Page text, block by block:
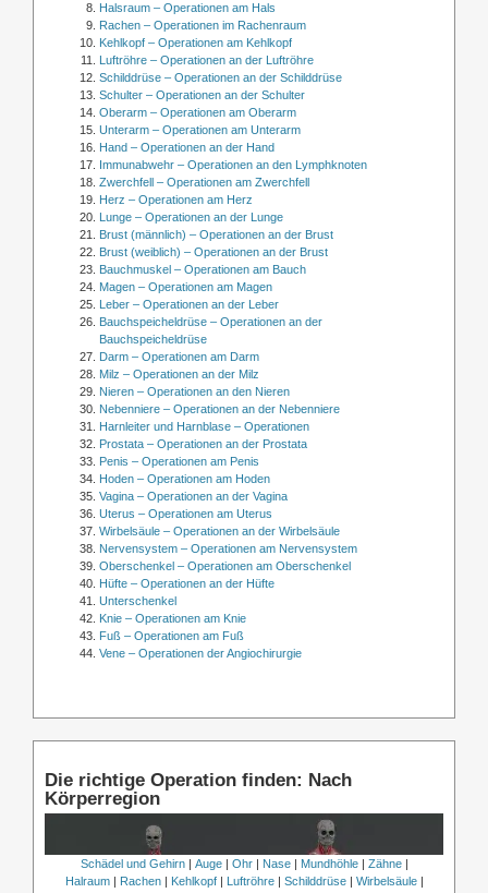
Halsraum – Operationen am Hals
Rachen – Operationen im Rachenraum
Kehlkopf – Operationen am Kehlkopf
Luftröhre – Operationen an der Luftröhre
Schilddrüse – Operationen an der Schilddrüse
Schulter – Operationen an der Schulter
Oberarm – Operationen am Oberarm
Unterarm – Operationen am Unterarm
Hand – Operationen an der Hand
Immunabwehr – Operationen an den Lymphknoten
Zwerchfell – Operationen am Zwerchfell
Herz – Operationen am Herz
Lunge – Operationen an der Lunge
Brust (männlich) – Operationen an der Brust
Brust (weiblich) – Operationen an der Brust
Bauchmuskel – Operationen am Bauch
Magen – Operationen am Magen
Leber – Operationen an der Leber
Bauchspeicheldrüse – Operationen an der
Bauchspeicheldrüse
Darm – Operationen am Darm
Milz – Operationen an der Milz
Nieren – Operationen an den Nieren
Nebenniere – Operationen an der Nebenniere
Harnleiter und Harnblase – Operationen
Prostata – Operationen an der Prostata
Penis – Operationen am Penis
Hoden – Operationen am Hoden
Vagina – Operationen an der Vagina
Uterus – Operationen am Uterus
Wirbelsäule – Operationen an der Wirbelsäule
Nervensystem – Operationen am Nervensystem
Oberschenkel – Operationen am Oberschenkel
Hüfte – Operationen an der Hüfte
Unterschenkel
Knie – Operationen am Knie
Fuß – Operationen am Fuß
Vene – Operationen der Angiochirurgie
Die richtige Operation finden: Nach
Körperregion
Schädel und Gehirn| Auge| Ohr| Nase| Mundhöhle| Zähne|
Halraum| Rachen| Kehlkopf| Luftröhre| Schilddrüse| Wirbelsäule|